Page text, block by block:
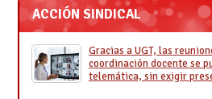
ACCIÓN SINDICAL
Gracias a UGT, las
coordinación docente se
telemática, sin exigir